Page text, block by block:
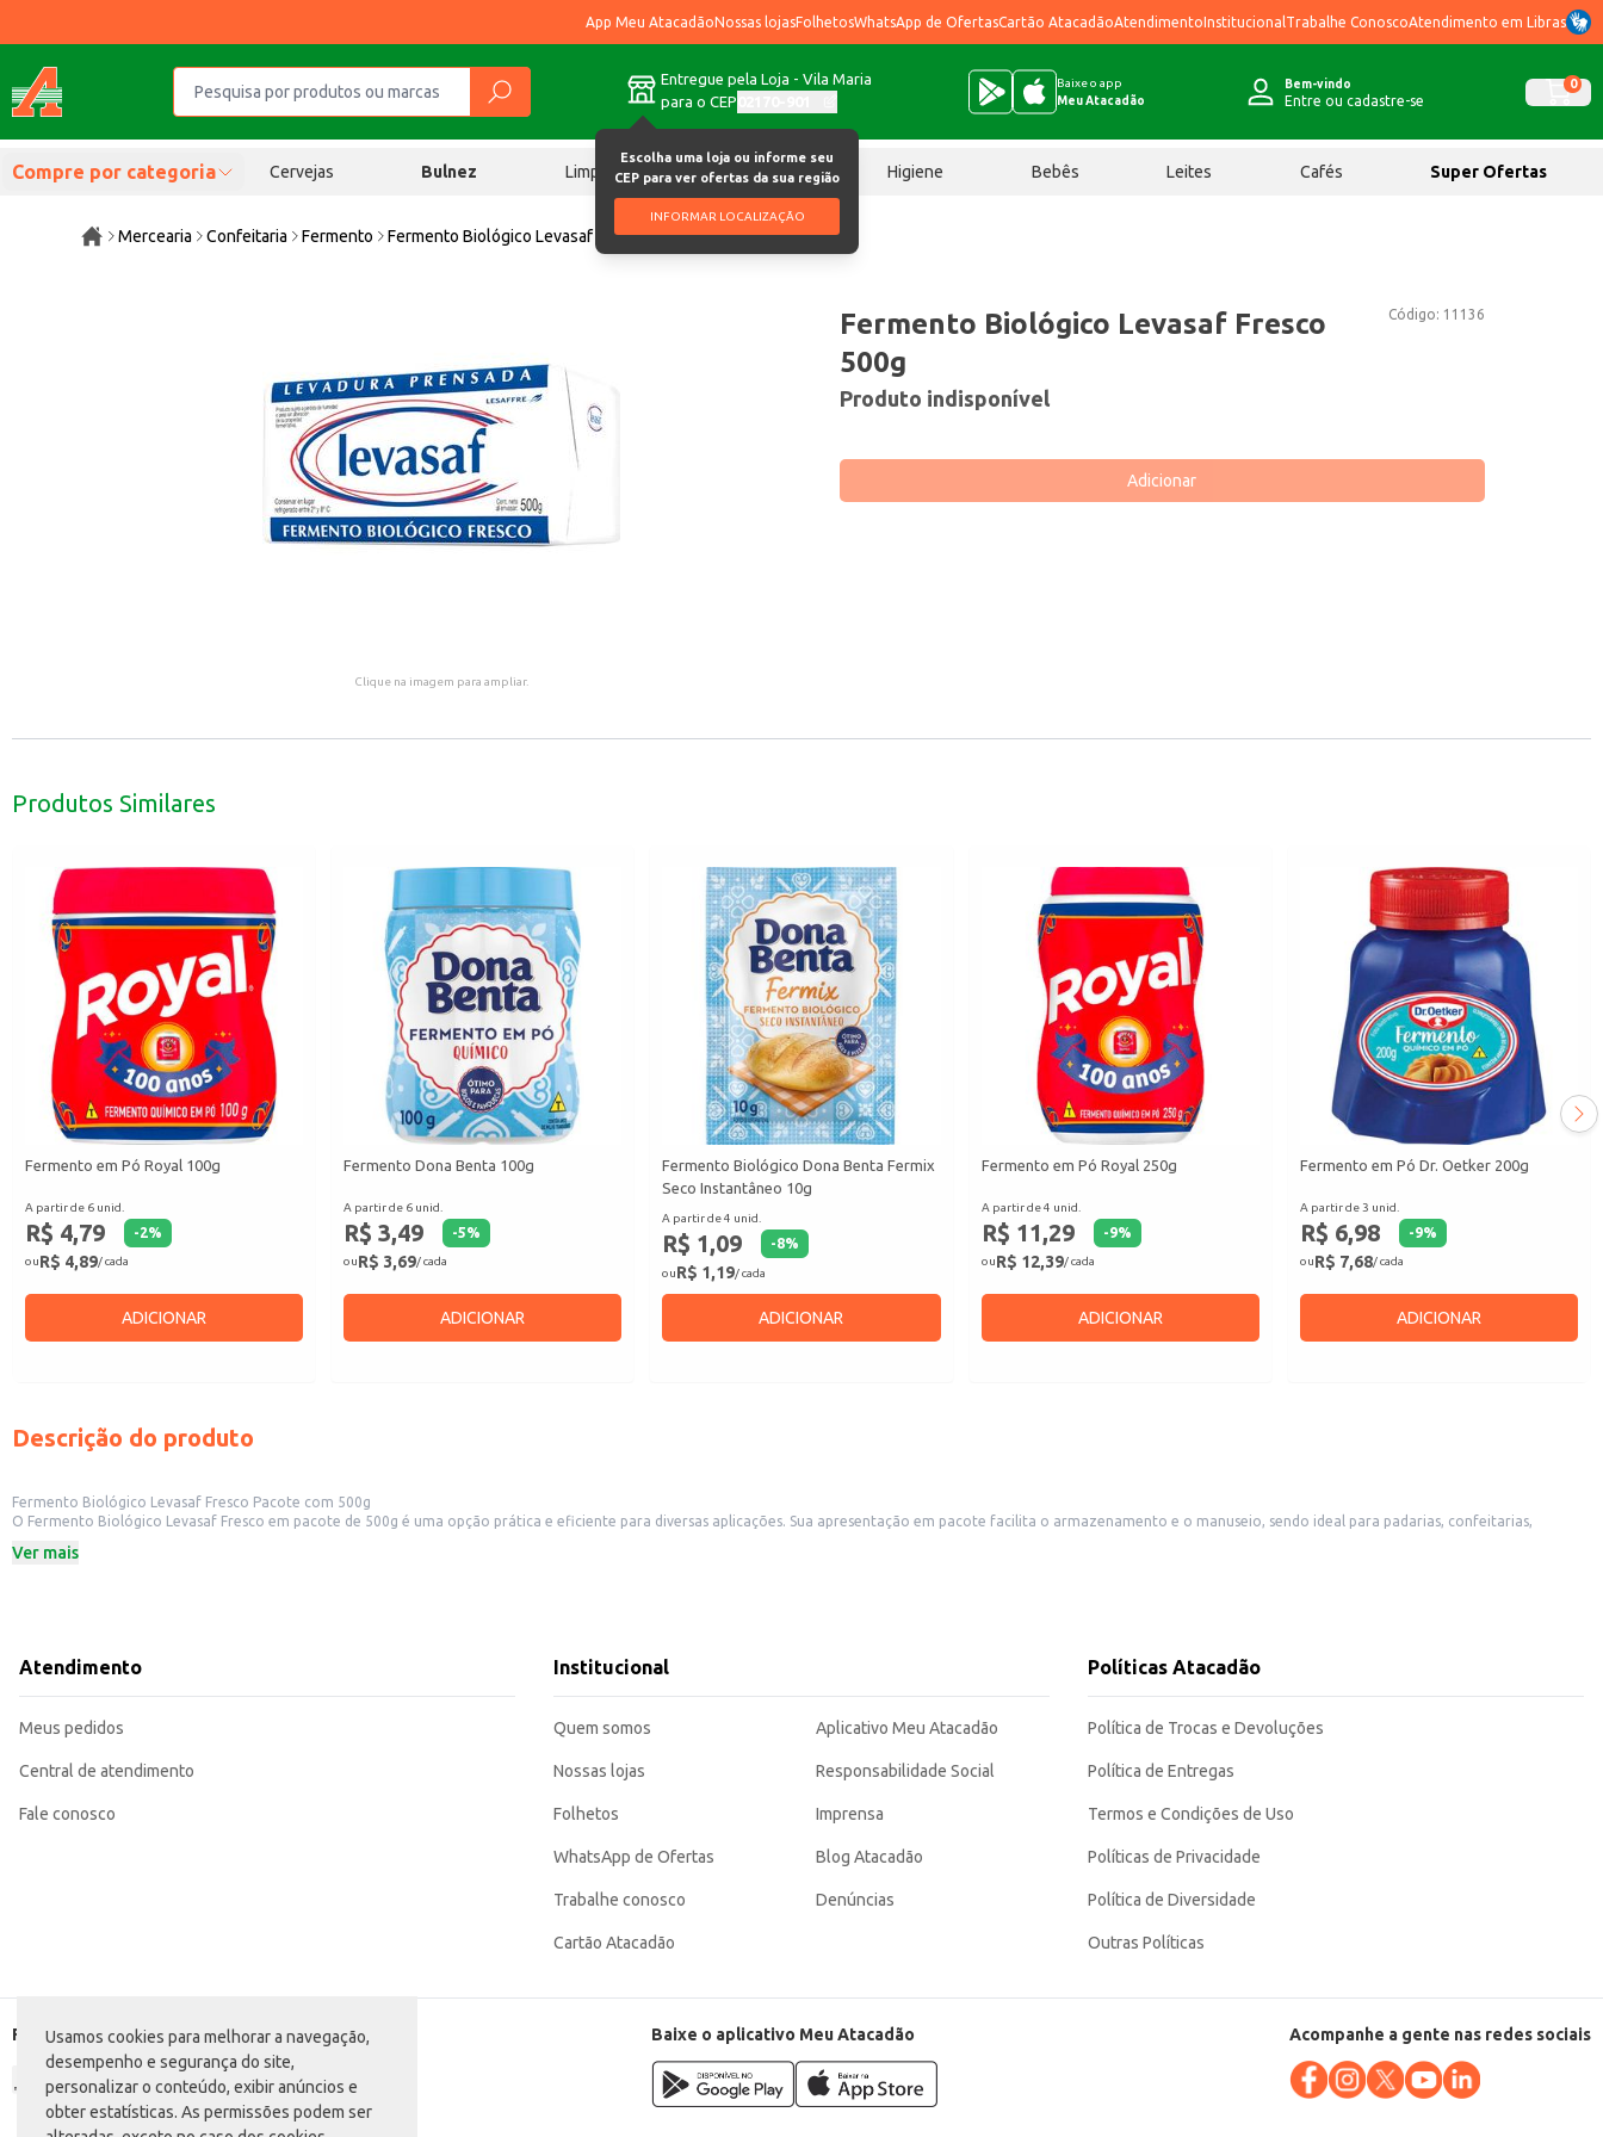
Usamos cookies para melhorar a navegação,
desempenho e segurança do site,
personalizar o conteúdo, exibir anúncios e
obter estatísticas. As permissões podem ser
App Meu AtacadãoNossas lojasFolhetosWhatsApp de OfertasCartão AtacadãoAtendimentoInstitucional Trabalhe ConoscoAtendimento em Libras
Entregue pela Loja - Vila Maria
para o CEP
Escolha uma loja ou informe seu
CEP para ver ofertas da sua região
INFORMAR LOCALIZAÇÃO
Baixe o app
Meu Atacadão
Bem-vindo
Entre ou cadastre-se
0
Compre por categoria Cervejas Bulnez Limpeza Chocolates Higiene Bebês Leites Cafés Super Ofertas
Mercearia Confeitaria Fermento Fermento Biológico Levasaf Fresco 500g
Clique na imagem para ampliar.
Código: 11136
Fermento Biológico Levasaf Fresco
500g
Produto indisponível
Adicionar
Produtos Similares
Fermento em Pó Royal 100g
A partir de 6 unid.
R$ 4,79 -2%
ouR$ 4,89/ cada
ADICIONAR
Fermento Dona Benta 100g
A partir de 6 unid.
R$ 3,49 -5%
ouR$ 3,69/ cada
ADICIONAR
Fermento Biológico Dona Benta Fermix
Seco Instantâneo 10g
A partir de 4 unid.
R$ 1,09 -8%
ouR$ 1,19/ cada
ADICIONAR
Fermento em Pó Royal 250g
A partir de 4 unid.
R$ 11,29 -9%
ouR$ 12,39/ cada
ADICIONAR
Fermento em Pó Dr. Oetker 200g
A partir de 3 unid.
R$ 6,98 -9%
ouR$ 7,68/ cada
ADICIONAR
Descrição do produto
Fermento Biológico Levasaf Fresco Pacote com 500g
O Fermento Biológico Levasaf Fresco em pacote de 500g é uma opção prática e eficiente para diversas aplicações. Sua apresentação em pacote facilita o armazenamento e o manuseio, sendo ideal para padarias, confeitarias,
caseiras com facilidade.
Para uso doméstico, facilita o preparo de receitas caseiras com praticidade.
O Fermento Biológico Levasaf Fresco em pacote de 500g oferece praticidade e rendimento, contribuindo para a produção eficiente de diversos itens de panificação, tanto em escala comercial quanto doméstica. Sua qualidade garante
Marca: Levasaf
Categoria: Fermento
EAN: 7798018850030
Ver mais
Atendimento
Meus pedidos
Central de atendimento
Fale conosco
Institucional
Quem somos
Nossas lojas
Folhetos
WhatsApp de Ofertas
Trabalhe conosco
Cartão Atacadão
Aplicativo Meu Atacadão
Responsabilidade Social
Imprensa
Blog Atacadão
Denúncias
Políticas Atacadão
Política de Trocas e Devoluções
Política de Entregas
Termos e Condições de Uso
Políticas de Privacidade
Política de Diversidade
Outras Políticas
Formas de pagamento Baixe o aplicativo Meu Atacadão Acompanhe a gente nas redes sociais